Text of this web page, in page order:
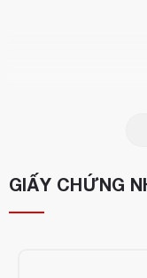
Power Bac có thể
vệ sinh, bệ đi tiểu,
GIẤY CHỨNG